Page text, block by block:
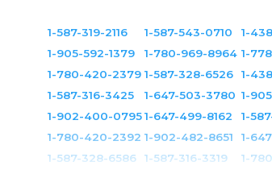
1-587-319-2116 1-587-543-0710 1-
1-905-592-1379
1-780-969-8964 1-
1-780-420-2379 1-587-328-6526 1-
1-587-316-3425
1-647-503-3780 1-
1-902-400-07951-647-499-8162 1-
1-780-420-2392 1-902-482-8651 1-
1-587-328-6586
1-587-316-3319 1-